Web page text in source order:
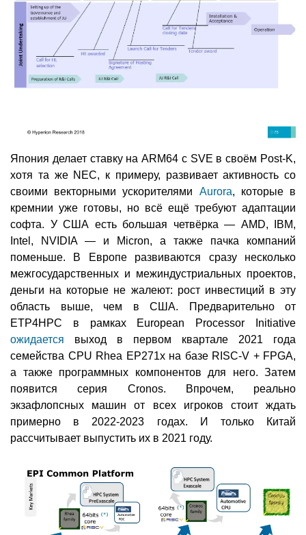
Япония делает ставку на ARM64 с SVE в своём Post-K,
хотя та же NEC, к примеру, развивает активность со
своими векторными ускорителями Aurora, которые в
кремнии уже готовы, но всё ещё требуют адаптации
софта. У США есть большая четвёрка — AMD, IBM,
Intel, NVIDIA — и Micron, а также пачка компаний
поменьше. В Европе развиваются сразу несколько
межгосударственных и межиндустриальных проектов,
деньги на которые не жалеют: рост инвестиций в эту
область выше, чем в США. Предварительно от
ETP4HPC в рамках European Processor Initiative
ожидается выход в первом квартале 2021 года
семейства CPU Rhea EP271x на базе RISC-V + FPGA,
а также программных компонентов для него. Затем
появится серия Cronos. Впрочем, реально
экзафлопсных машин от всех игроков стоит ждать
примерно в 2022-2023 годах. И только Китай
рассчитывает выпустить их в 2021 году.